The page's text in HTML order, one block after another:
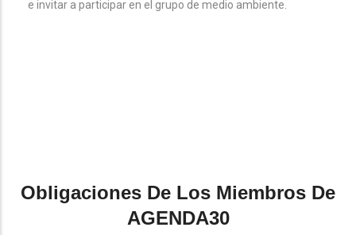
e invitar a participar en el grupo de medio ambiente.
Obligaciones De Los Miembros De
AGENDA30